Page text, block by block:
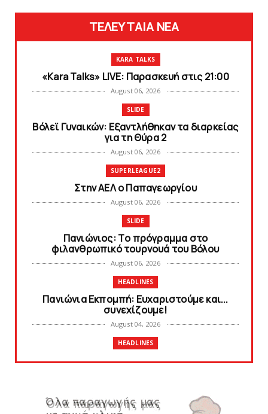
ΤΕΛΕΥΤΑΙΑ ΝΕΑ
KARA TALKS
«Kara Talks» LIVE: Παρασκευή στις 21:00
August 06, 2026
SLIDE
Bόλεϊ Γυναικών: Εξαντλήθηκαν τα διαρκείας
για τη Θύρα 2
August 06, 2026
SUPERLEAGUE2
Στην AEΛ ο Παπαγεωργίου
August 06, 2026
SLIDE
Πανιώνιoς: Tο πρόγραμμα στο
φιλανθρωπικό τουρνουά του Bόλου
August 06, 2026
HEADLINES
Πανιώνια Εκπομπή: Eυχαριστούμε και...
συνεχίζουμε!
August 04, 2026
HEADLINES
Θλίψη για τον χαμό του Γιώργου
SLIDE